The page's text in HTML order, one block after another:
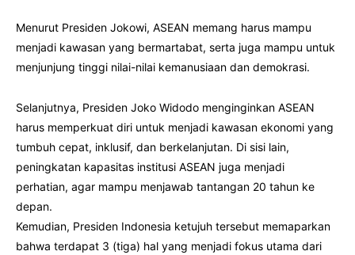
Menurut Presiden Jokowi, ASEAN memang harus mampu
menjadi kawasan yang bermartabat, serta juga mampu untuk
menjunjung tinggi nilai-nilai kemanusiaan dan demokrasi.
Selanjutnya, Presiden Joko Widodo menginginkan ASEAN
harus memperkuat diri untuk menjadi kawasan ekonomi yang
tumbuh cepat, inklusif, dan berkelanjutan. Di sisi lain,
peningkatan kapasitas institusi ASEAN juga menjadi
perhatian, agar mampu menjawab tantangan 20 tahun ke
depan.
Kemudian, Presiden Indonesia ketujuh tersebut memaparkan
bahwa terdapat 3 (tiga) hal yang menjadi fokus utama dari